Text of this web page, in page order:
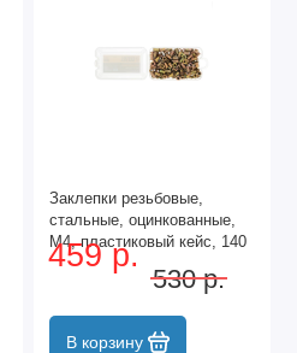
Заклепки резьбовые,
стальные, оцинкованные,
М4, пластиковый кейс, 140
шт. Denzel
459 р.
530 р.
В корзину